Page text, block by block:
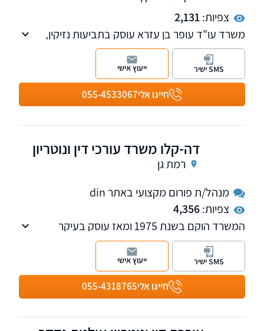
צפיות:2,131
משרד עו"ד עופר בן עזרא עוסק בתביעות נזיקין,
תאונות דרכים לרבות ובפרט אופנועים, וביטוח כולל
ביטוח לאומי וועדות רפואיות, נזקי גוף ורכוש
בתאונות דרכים, תאונות עבודה, פציעות במרחב
הציבורי ועוד, ליטיגציה ושירותי נוטריון וייפוי כוח
מתמשך. בנוסף, במשרדנו עו"ד בתחום דיני
חייגו אלי055-4533067
SMS ישיר ייעוץ אישי
דה-קלו משרד עורכי דין ונוטריון
רמת גן
מנהל/ת פורום מקצועי באתר din
צפיות:4,356
המשרד הוקם בשנת 1975 ומאז עוסק בעיקר
בנדל"ן, מיסוי מקרקעין, תכנון ובניה, ירושה
ועיזבונות, ענייני משפחה, שירותי נוטריון ואזרחות
אירופאית.
חייגו אלי055-4318765
SMS ישיר ייעוץ אישי